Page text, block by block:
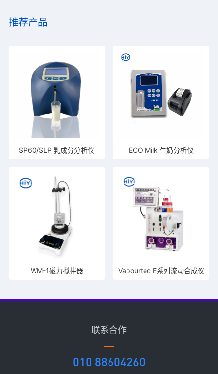
推荐产品
SP60/SLP 乳成分分析仪 ECO Milk 牛奶分析仪
WM-1磁力搅拌器 Vapourtec E系列流动合成仪
联系合作
010 88604260